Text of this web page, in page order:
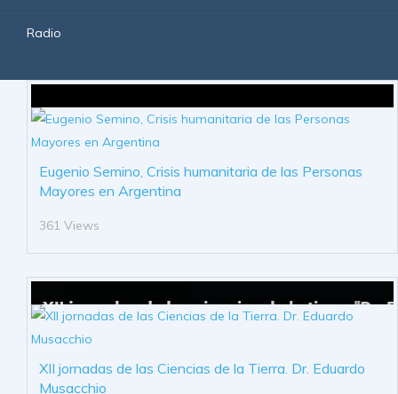
Radio
Eugenio Semino, Crisis humanitaria de las Personas
Mayores en Argentina
361 Views
XII jornadas de las Ciencias de la Tierra. Dr. Eduardo
Musacchio